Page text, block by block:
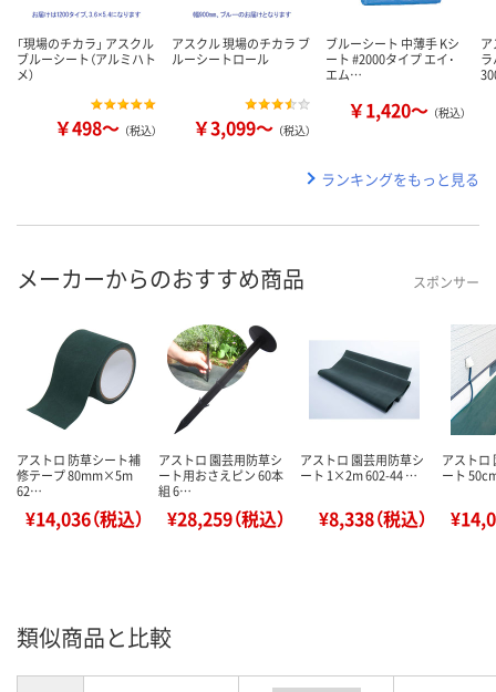
「現場のチカラ」 アスクル
ブルーシート（アルミハト
メ）
￥498～ （税込）
アスクル 現場のチカラ ブ
ルーシートロール
￥3,099～ （税込）
ブルーシート 中薄手 Kシ
ート #2000タイプ エイ･
エム…
￥1,420～ （税込）
ランキングをもっと見る
メーカーからのおすすめ商品 スポンサー
アストロ 防草シート補
修テープ 80mm×5m
62…
¥14,036（税込）
アストロ 園芸用防草シ
ート用おさえピン 60本
組 6…
¥28,259（税込）
アストロ 園芸用防草シ
ート 1×2m 602-44 …
¥8,338（税込）
アストロ
ート
類似商品と比較